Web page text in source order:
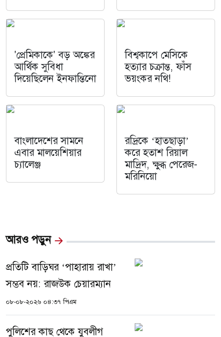
'প্রেমিকাকে' বড় অঙ্কের
আর্থিক সুবিধা
দিয়েছিলেন ইনফান্তিনো
বিশ্বকাপে মেসিকে
হত্যার চক্রান্ত, ফাঁস
ভয়ংকর নথি!
বাংলাদেশের সামনে
এবার মালয়েশিয়ার
চ্যালেঞ্জ
রদ্রিকে ‘হাতছাড়া’
করে হতাশ রিয়াল
মাদ্রিদ, ক্ষুব্ধ পেরেজ-
মরিনিয়ো
আরও পড়ুন
প্রতিটি বাড়িঘর ‘পাহারায় রাখা’
সম্ভব নয়: রাজউক চেয়ারম্যান
০৮-০৮-২০২৬ ০৪:৩৭ পিএম
পুলিশের কাছ থেকে যুবলীগ